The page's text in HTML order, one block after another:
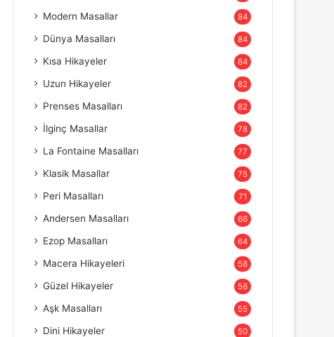
Modern Masallar 84
Dünya Masalları 84
Kısa Hikayeler 84
Uzun Hikayeler 82
Prenses Masalları 82
İlginç Masallar 78
La Fontaine Masalları 77
Klasik Masallar 75
Peri Masalları 71
Andersen Masalları 66
Ezop Masalları 64
Macera Hikayeleri 58
Güzel Hikayeler 56
Aşk Masalları 55
Dini Hikayeler 50